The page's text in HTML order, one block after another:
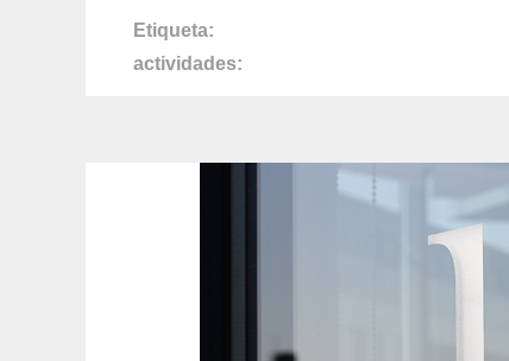
Etiqueta
actividades